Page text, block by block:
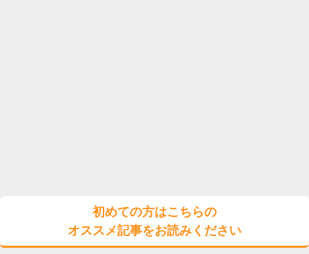
初めての方はこちらの
オススメ記事をお読みください